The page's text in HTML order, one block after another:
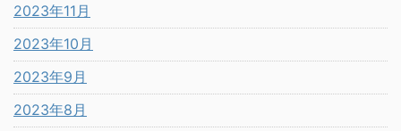
2023年11月
2023年10月
2023年9月
2023年8月